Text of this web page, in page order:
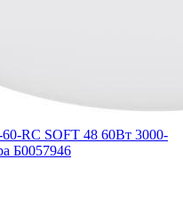
RC SOFT 48 60Вт 3000-
Б0057946